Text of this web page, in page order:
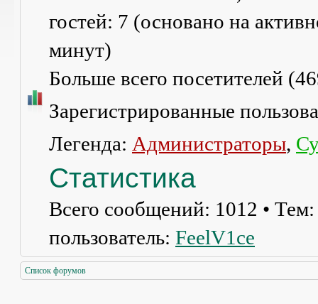
гостей: 7 (основано на
минут)
Больше всего посетителей (
Зарегистрированные
Легенда: Администраторы,
Статистика
Всего сообщений: 1012 •
пользователь: FeelV1ce
Список форумов